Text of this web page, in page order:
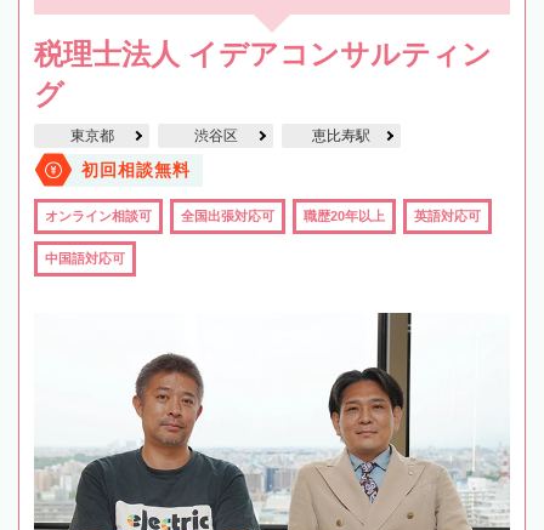
税理士法人 イデアコンサルティン
グ
東京都 渋谷区 恵比寿駅
初回相談無料
オンライン相談可 全国出張対応可 職歴20年以上 英語対応可
中国語対応可